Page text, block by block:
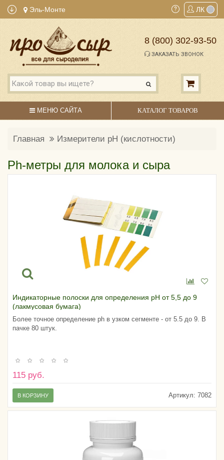
Эль-Монте ЛК
8 (800) 302-93-50
ЗАКАЗАТЬ ЗВОНОК
МЕНЮ САЙТА КАТАЛОГ ТОВАРОВ
Главная Измерители pH (кислотности)
Ph-метры для молока и сыра
Индикаторные полоски для определения pH от 5,5 до 9
(лакмусовая бумага)
Более точное определение ph в узком сегменте - от 5.5 до 9. В
пачке 80 штук.
115 руб.
Артикул: 7082
В КОРЗИНУ